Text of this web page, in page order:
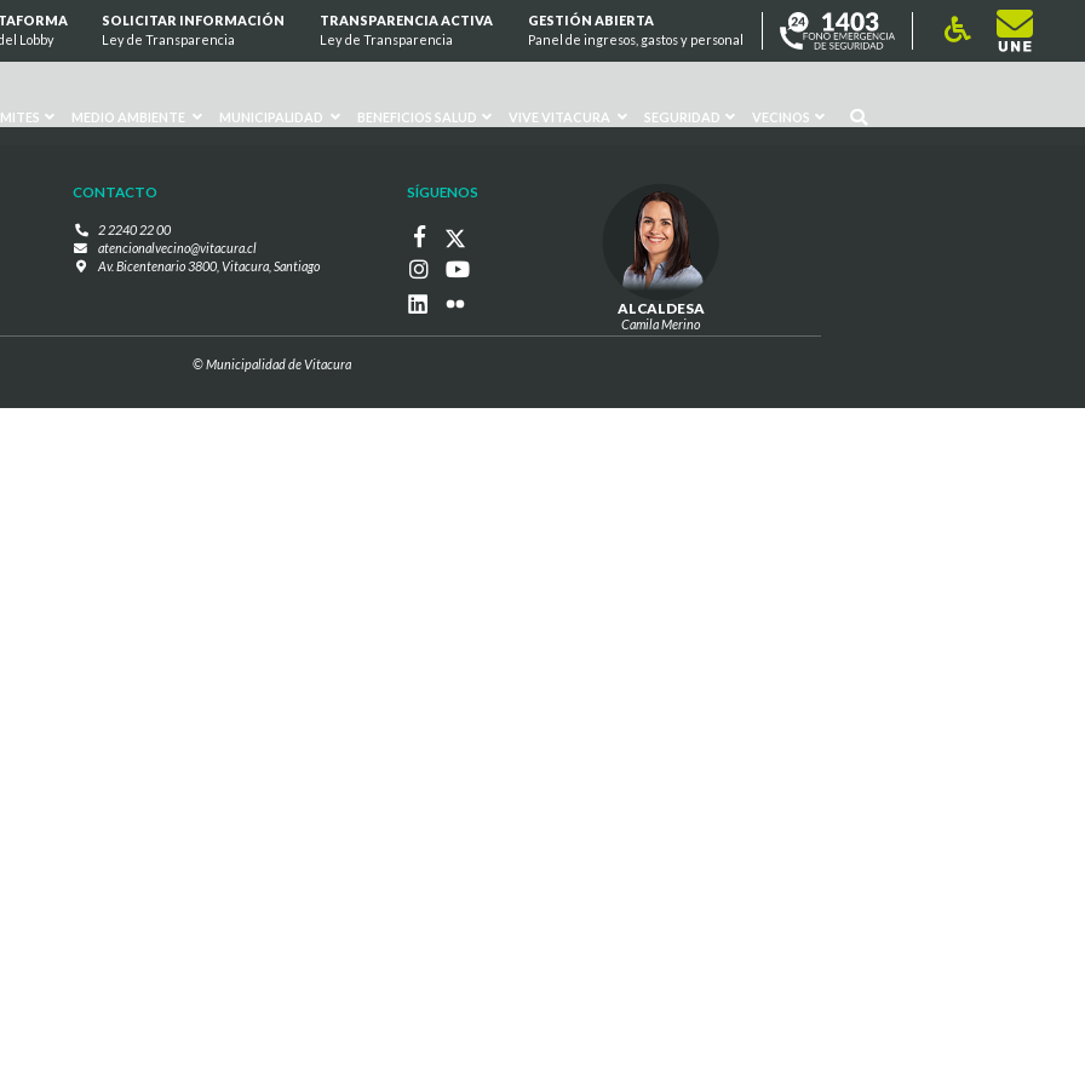
Lobby
SOLICITAR INFORMACIÓN
Ley de Transparencia
TRANSPARENCIA ACTIVA
Ley de Transparencia
GESTIÓN ABIERTA
Panel de ingresos, gastos y personal
MEDIO AMBIENTE MUNICIPALIDAD BENEFICIOS SALUD VIVE VITACURA SEGURIDAD VECINOS
CONTACTO
2 2240 22 00
atencionalvecino@vitacura.cl
Av. Bicentenario 3800, Vitacura, Santiago
SÍGUENOS
ALCALDESA
Camila Merino
© Municipalidad de Vitacura